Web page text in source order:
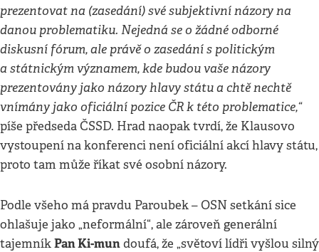
prezentovat na (zasedání) své subjektivní názory na
danou problematiku. Nejedná se o žádné odborné
diskusní fórum, ale právě o zasedání s politickým
a státnickým významem, kde budou vaše názory
prezentovány jako názory hlavy státu a chtě nechtě
vnímány jako oficiální pozice ČR k této problematice,“
píše předseda ČSSD. Hrad naopak tvrdí, že Klausovo
vystoupení na konferenci není oficiální akcí hlavy státu,
proto tam může říkat své osobní názory.
Podle všeho má pravdu Paroubek – OSN setkání sice
ohlašuje jako „neformální“, ale zároveň generální
tajemníkPan Ki-mundoufá, že „světoví lídři vyšlou silný